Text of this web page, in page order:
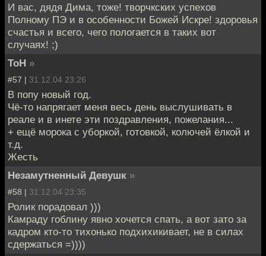
И вас, дядя Дима, тоже! творчкских успехов
Полному ПЭ и в особенности Божей Искре! здоровья
счастья и всего, чего пологается в таких вот
случаях! ;)
ТоН »
#57 | 31.12.04 23:26
В попу новый год.
Чё-то напрягает меня весь день выслушивать в
реале и в инете эти поздравления, пожелания...
+ ещё морока с уборкой, готовкой, колючей ёлкой и
т.д.
Жесть
Незамутненный Девушк »
#58 | 31.12.04 23:35
Ролик порадовал )))
Камраду гоблину явно хочется спать, а вот зато за
кадром кто-то тихонько подхихикивает, не в силах
сдержаться =))))